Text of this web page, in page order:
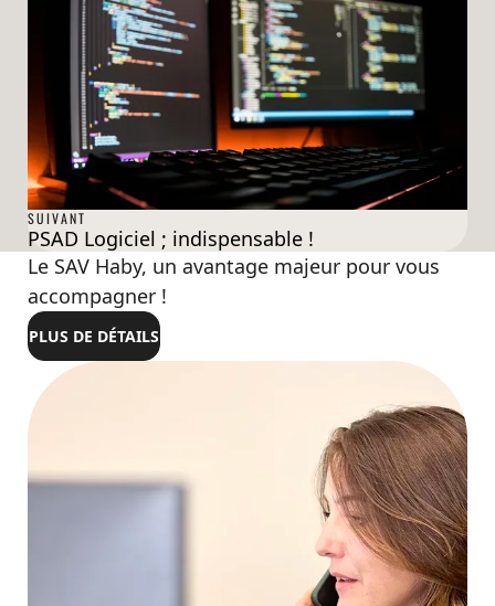
SUIVANT
PSAD Logiciel ; indispensable !
ZOOM
Le SAV Haby, un avantage majeur pour vous
accompagner !
PLUS DE DÉTAILS